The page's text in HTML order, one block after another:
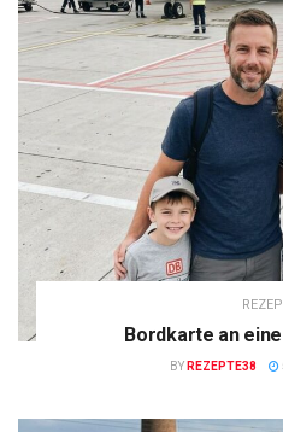
Bordkarte an
BY REZEPTE38